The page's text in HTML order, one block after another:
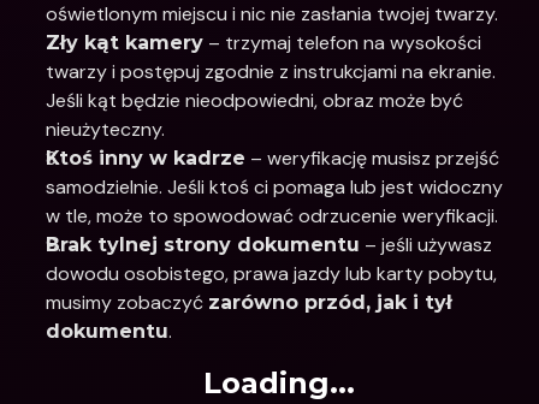
oświetlonym miejscu i nic nie zasłania twojej twarzy.
Zły kąt kamery – trzymaj telefon na wysokości
twarzy i postępuj zgodnie z instrukcjami na ekranie.
Jeśli kąt będzie nieodpowiedni, obraz może być
nieużyteczny.
Ktoś inny w kadrze – weryfikację musisz przejść
samodzielnie. Jeśli ktoś ci pomaga lub jest widoczny
w tle, może to spowodować odrzucenie weryfikacji.
Brak tylnej strony dokumentu – jeśli używasz
dowodu osobistego, prawa jazdy lub karty pobytu,
musimy zobaczyć zarówno przód, jak i tył
dokumentu.
Loading...